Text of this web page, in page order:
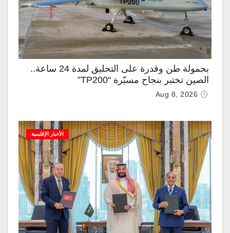
بحمولة طن وقدرة على التحليق لمدة 24 ساعة..
الصين تختبر بنجاح مسيّرة “TP200”
Aug 8, 2026
الأخبار الإقليمية